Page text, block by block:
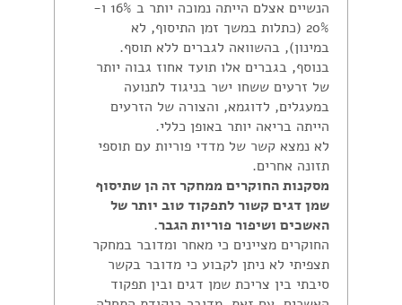
הנשיים אצלם הייתה נמוכה יותר ב 16% ו-
20% (כתלות במשך זמן התיסוף, לא
במינון), בהשוואה לגברים ללא תוסף.
בנוסף, בגברים אלו תועד אחוז גבוה יותר
של זרעים ששחו ישר בניגוד לתנועה
במעגלים, לדוגמא, והצורה של הזרעים
הייתה בריאה יותר באופן כללי.
לא נמצא קשר של מדדי פוריות עם תוספי
תזונה אחרים.
מסקנות החוקרים ממחקר זה הן שתיסוף
שמן דגים קשור לתפקוד טוב יותר של
האשכים ושיפור פוריות הגבר.
החוקרים מציינים כי מאחר ומדובר במחקר
תצפיתי לא ניתן לקבוע כי מדובר בקשר
סיבתי בין צריכת שמן דגים ובין תפקוד